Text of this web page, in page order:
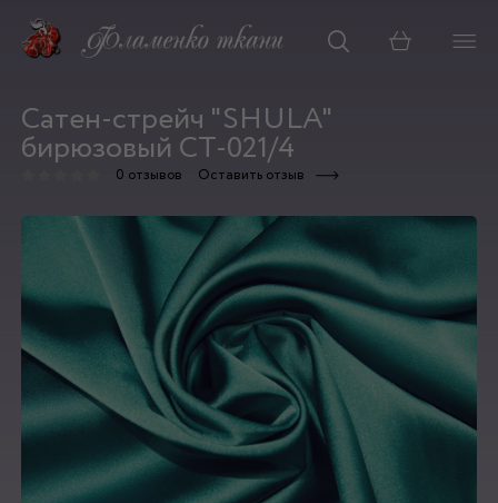
Корзина
Сатен-стрейч "SHULA"
бирюзовый СТ-021/4
0 отзывов Оставить отзыв